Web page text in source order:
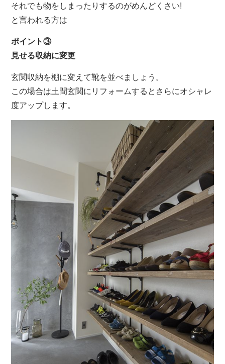
それでも物をしまったりするのがめんどくさい!
と言われる方は
ポイント③
見せる収納に変更
玄関収納を棚に変えて靴を並べましょう。
この場合は土間玄関にリフォームするとさらにオシャレ
度アップします。